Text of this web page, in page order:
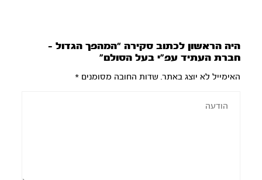
היה הראשון לכתוב סקירה “המהפך הגדול –
חברת העתיד עפ”י בעל הסולם”
האימייל לא יוצג באתר. שדות החובה מסומנים*